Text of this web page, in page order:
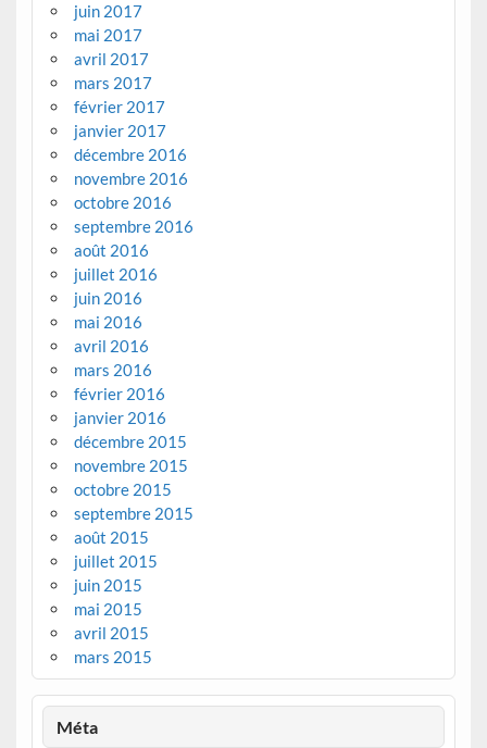
juin 2017
mai 2017
avril 2017
mars 2017
février 2017
janvier 2017
décembre 2016
novembre 2016
octobre 2016
septembre 2016
août 2016
juillet 2016
juin 2016
mai 2016
avril 2016
mars 2016
février 2016
janvier 2016
décembre 2015
novembre 2015
octobre 2015
septembre 2015
août 2015
juillet 2015
juin 2015
mai 2015
avril 2015
mars 2015
Méta